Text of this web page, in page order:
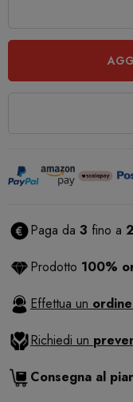
Paga da 3 fino a
Prodotto 100%
Effettua un
Richiedi un
Consegna al